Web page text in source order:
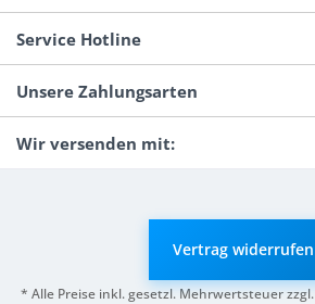
Service Hotline
Unsere Zahlungsarten
Wir versenden mit:
Vertrag widerrufen
* Alle Preise inkl. gesetzl. Mehrwertsteuer zzgl.